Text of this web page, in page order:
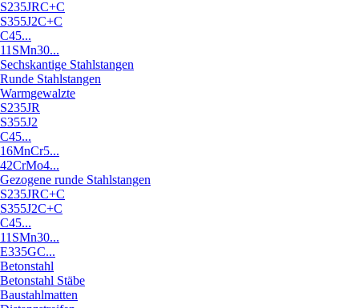
S235JRC+C
S355J2C+C
C45...
11SMn30...
Sechskantige Stahlstangen
Runde Stahlstangen
Warmgewalzte
S235JR
S355J2
C45...
16MnCr5...
42CrMo4...
Gezogene runde Stahlstangen
S235JRC+C
S355J2C+C
C45...
11SMn30...
E335GC...
Betonstahl
Betonstahl Stäbe
Baustahlmatten